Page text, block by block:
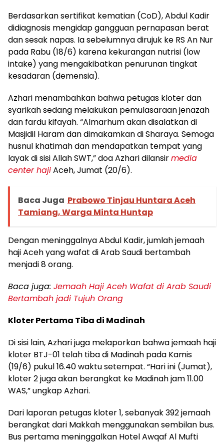
Berdasarkan sertifikat kematian (CoD), Abdul Kadir
didiagnosis mengidap gangguan pernapasan berat
dan sesak napas. Ia sebelumnya dirujuk ke RS An Nur
pada Rabu (18/6) karena kekurangan nutrisi (low
intake) yang mengakibatkan penurunan tingkat
kesadaran (demensia).
Azhari menambahkan bahwa petugas kloter dan
syarikah sedang melakukan pemulasaraan jenazah
dan fardu kifayah. “Almarhum akan disalatkan di
Masjidil Haram dan dimakamkan di Sharaya. Semoga
husnul khatimah dan mendapatkan tempat yang
layak di sisi Allah SWT,” doa Azhari dilansirmedia
center hajiAceh, Jumat (20/6).
Baca Juga Prabowo Tinjau Huntara Aceh
Tamiang, Warga Minta Huntap
Dengan meninggalnya Abdul Kadir, jumlah jemaah
haji Aceh yang wafat di Arab Saudi bertambah
menjadi 8 orang.
Baca juga: Jemaah Haji Aceh Wafat di Arab Saudi
Bertambah jadi Tujuh Orang
Kloter Pertama Tiba di Madinah
Di sisi lain, Azhari juga melaporkan bahwa jemaah haji
kloter BTJ-01 telah tiba di Madinah pada Kamis
(19/6) pukul 16.40 waktu setempat. “Hari ini (Jumat),
kloter 2 juga akan berangkat ke Madinah jam 11.00
WAS,” ungkap Azhari.
Dari laporan petugas kloter 1, sebanyak 392 jemaah
berangkat dari Makkah menggunakan sembilan bus.
Bus pertama meninggalkan Hotel Awqaf Al Mufti